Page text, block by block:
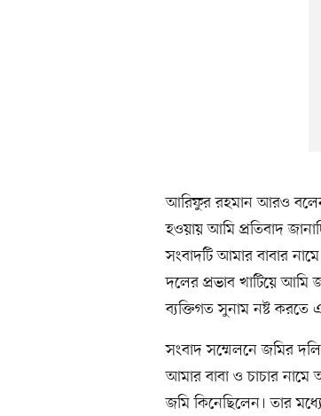
আরিফুর রহমান আরও
হওয়ায় আমি প্রতিবাদ
সংবাদটি আমার বাবার
দলের প্রভাব খাটিয়ে
ব্যক্তিগত সুনাম নষ্ট করতে
সংবাদ সম্মেলনে জমির
আমার বাবা ও চাচার
জমি কিনেছিলেন। তার